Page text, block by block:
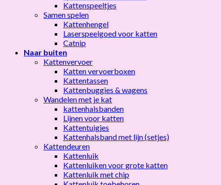
Kattenspeeltjes
Samen spelen
Kattenhengel
Laserspeelgoed voor katten
Catnip
Naar buiten
Kattenvervoer
Katten vervoerboxen
Kattentassen
Kattenbuggies & wagens
Wandelen met je kat
kattenhalsbanden
Lijnen voor katten
Kattentuigjes
Kattenhalsband met lijn (setjes)
Kattendeuren
Kattenluik
Kattenluiken voor grote katten
Kattenluik met chip